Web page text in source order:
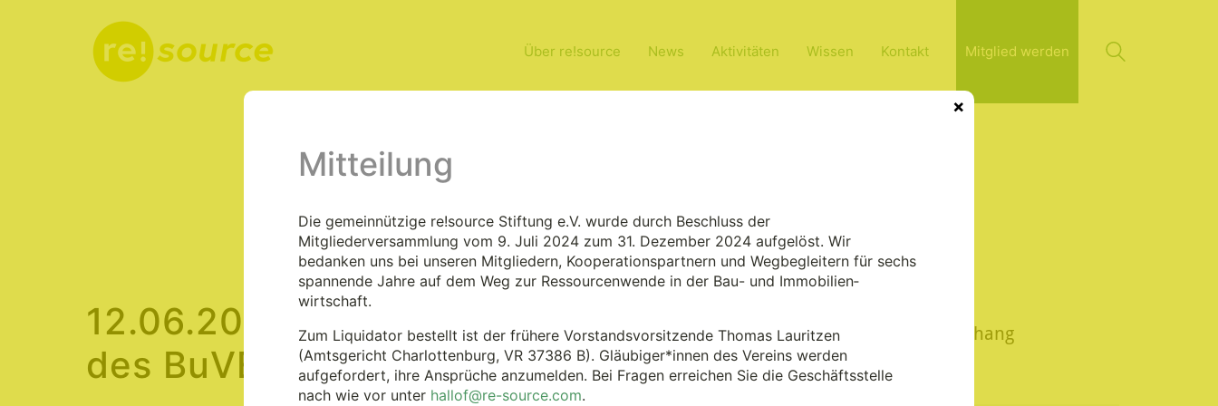
Über re!source News Aktivitäten Wissen Kontakt Mitglied werden
Aktuelles
12.06.2024 – Parlamentarischer Abend
des BuVEG in Berlin
Zusammenhang
Mitteilung
Die gemeinnützige re!source Stiftung e.V. wurde durch Beschluss der
Mitgliederversammlung vom 9. Juli 2024 zum 31. Dezember 2024 aufgelöst. Wir
bedanken uns bei unseren Mitgliedern, Kooperationspartnern und Wegbegleitern für sechs
spannende Jahre auf dem Weg zur Ressourcenwende in der Bau- und Immobilien­
wirtschaft.
Zum Liquidator bestellt ist der frühere Vorstandsvorsitzende Thomas Lauritzen
(Amtsgericht Charlottenburg, VR 37386 B). Gläubiger*innen des Vereins werden
aufgefordert, ihre Ansprüche anzumelden. Bei Fragen erreichen Sie die Geschäftsstelle
nach wie vor unter hallof@re-source.com.
×